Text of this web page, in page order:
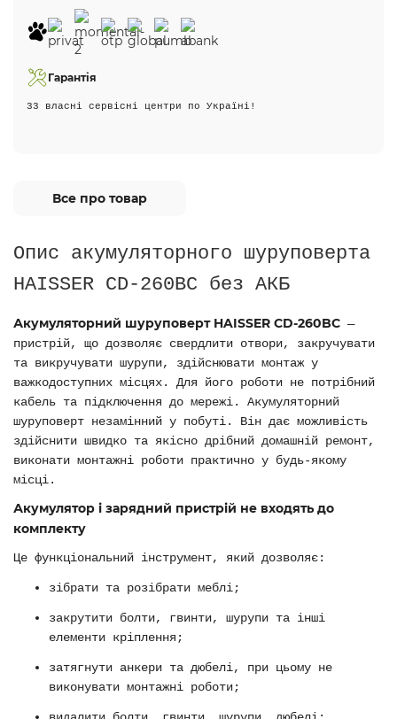
Гарантія
33 власні сервісні центри по Україні!
Все про товар
Опис акумуляторного шуруповерта
HAISSER CD-260BC без АКБ
Акумуляторний шуруповерт HAISSER CD-260BC —
пристрій, що дозволяє свердлити отвори, закручувати
та викручувати шурупи, здійснювати монтаж у
важкодоступних місцях. Для його роботи не потрібний
кабель та підключення до мережі. Акумуляторний
шуруповерт незамінний у побуті. Він дає можливість
здійснити швидко та якісно дрібний домашній ремонт,
виконати монтажні роботи практично у будь-якому
місці.
Акумулятор і зарядний пристрій не входять до
комплекту
Це функціональний інструмент, який дозволяє:
зібрати та розібрати меблі;
закрутити болти, гвинти, шурупи та інші
елементи кріплення;
затягнути анкери та дюбелі, при цьому не
виконувати монтажні роботи;